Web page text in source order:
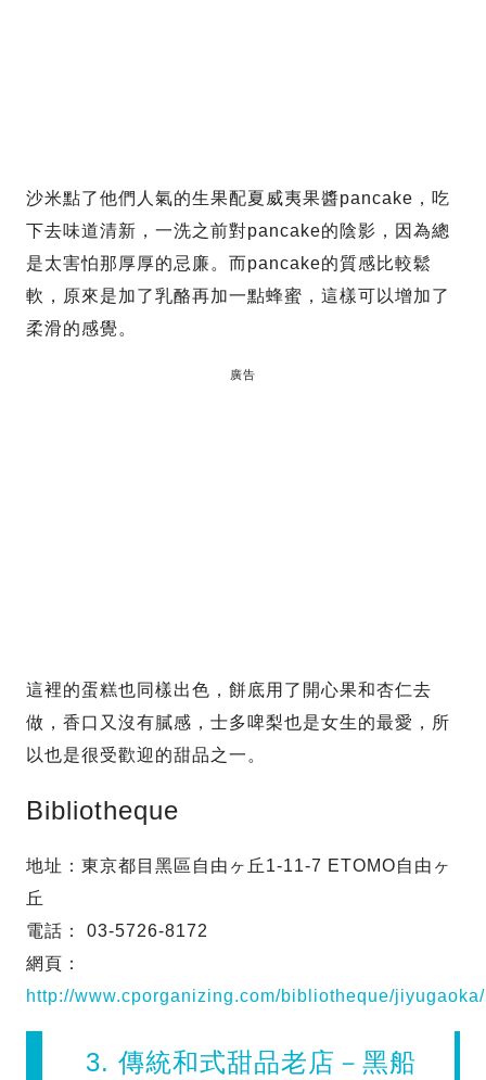
沙米點了他們人氣的生果配夏威夷果醬pancake，吃
下去味道清新，一洗之前對pancake的陰影，因為總
是太害怕那厚厚的忌廉。而pancake的質感比較鬆
軟，原來是加了乳酪再加一點蜂蜜，這樣可以增加了
柔滑的感覺。
廣告
這裡的蛋糕也同樣出色，餅底用了開心果和杏仁去
做，香口又沒有膩感，士多啤梨也是女生的最愛，所
以也是很受歡迎的甜品之一。
Bibliotheque
地址：東京都目黑區自由ヶ丘1-11-7 ETOMO自由ヶ
丘
電話： 03-5726-8172
網頁：
http://www.cporganizing.com/bibliotheque/jiyugaoka/
3. 傳統和式甜品老店－黑船